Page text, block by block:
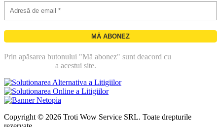
Prin apăsarea butonului "Mă abonez" sunt deacord cu
a acestui site.
Copyright © 2026 Troti Wow Service SRL. Toate drepturile